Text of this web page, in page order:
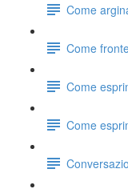
Come
Come
Come
Come